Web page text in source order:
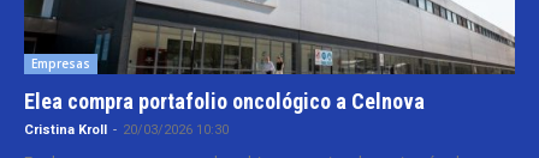
Empresas
Elea compra portafolio oncológico a Celnova
Cristina Kroll - 20/03/2026 10:30